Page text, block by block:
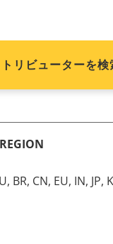
リビューターを検
BR, CN, EU, IN, JP,